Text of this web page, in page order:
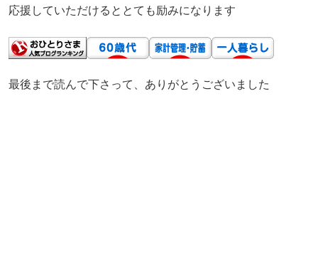
応援していただけるととても励みになります
最後まで読んで下さって、ありがとうございました